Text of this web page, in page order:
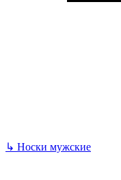
↳ Носки мужские